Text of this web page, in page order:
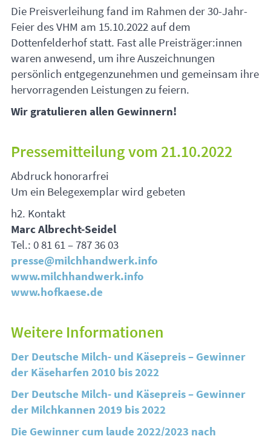
Die Preisverleihung fand im Rahmen der 30-Jahr-
Feier desVHM am 15.10.2022 auf dem
Dottenfelderhof statt. Fast alle Preisträger:innen
waren anwesend, um ihre Auszeichnungen
persönlich entgegenzunehmen und gemeinsam ihre
hervorragenden Leistungen zu feiern.
Wir gratulieren allen Gewinnern!
Pressemitteilung vom 21.10.2022
Abdruck honorarfrei
Um ein Belegexemplar wird gebeten
h2. Kontakt
Marc Albrecht-Seidel
Tel.: 0 81 61 – 787 36 03
presse@milchhandwerk.info
www.milchhandwerk.info
www.hofkaese.de
Weitere Informationen
Der Deutsche Milch- und Käsepreis – Gewinner
der Käseharfen 2010 bis 2022
Der Deutsche Milch- und Käsepreis – Gewinner
der Milchkannen 2019 bis 2022
Die Gewinner cum laude 2022/2023 nach